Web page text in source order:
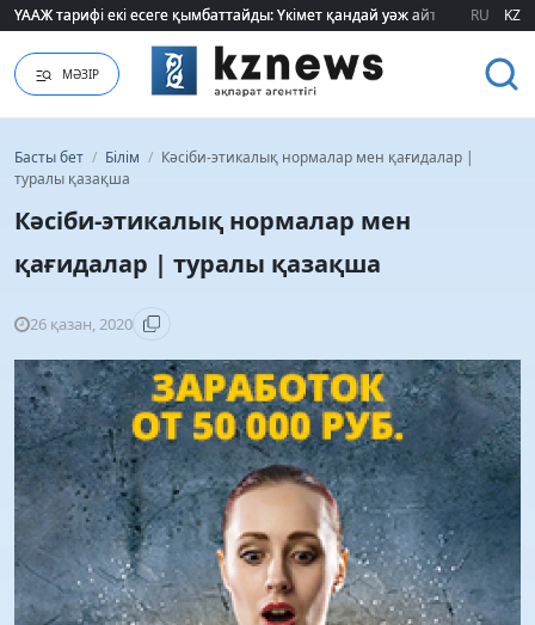
ҮААЖ тарифі екі есеге қымбаттайды: Үкімет қандай уәж айтады?
ҮААЖ тарифі екі есеге қымбаттайды: Үкімет қандай уәж айтады? RU KZ
МӘЗІР
Басты бет / Білім / Кәсіби-этикалық нормалар мен қағидалар |
туралы қазақша
Кәсіби-этикалық нормалар мен
қағидалар | туралы қазақша
26 қазан, 2020